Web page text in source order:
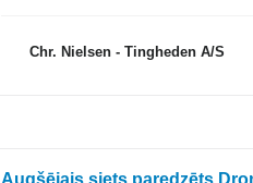
Chr. Nielsen - Tingheden A/S
Augšējais siets paredzēts